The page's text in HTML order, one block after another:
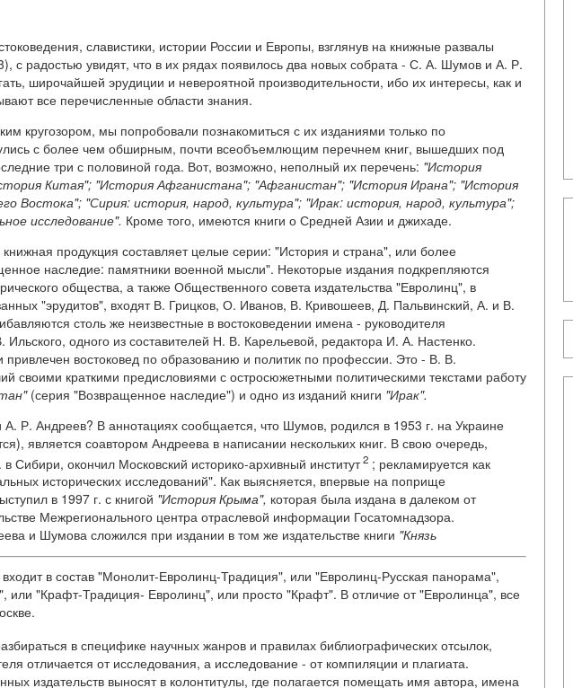
славистики, истории России и Европы, взглянув на книжные развалы
с радостью увидят, что в их рядах появилось два новых собрата - С. А. Шумов и А. Р.
широчайшей эрудиции и невероятной производительности, ибо их интересы, как и
все перечисленные области знания.
кругозором, мы попробовали познакомиться с их изданиями только по
с более чем обширным, почти всеобъемлющим перечнем книг, вышедших под
три с половиной года. Вот, возможно, неполный их перечень: "История
Китая"; "История Афганистана"; "Афганистан"; "История Ирана"; "История
Востока"; "Сирия: история, народ, культура"; "Ирак: история, народ, культура";
исследование". Кроме того, имеются книги о Средней Азии и джихаде.
продукция составляет целые серии: "История и страна", или более
наследие: памятники военной мысли". Некоторые издания подкрепляются
общества, а также Общественного совета издательства "Евролинц", в
"эрудитов", входят В. Грицков, О. Иванов, В. Кривошеев, Д. Пальвинский, А. и В.
столь же неизвестные в востоковедении имена - руководителя
Ильского, одного из составителей Н. В. Карельевой, редактора И. А. Настенко.
привлечен востоковед по образованию и политик по профессии. Это - В. В.
своими краткими предисловиями с остросюжетными политическими текстами работу
(серия "Возвращенное наследие") и одно из изданий книги "Ирак".
Р. Андреев? В аннотациях сообщается, что Шумов, родился в 1953 г. на Украине
является соавтором Андреева в написании нескольких книг. В свою очередь,
Сибири, окончил Московский историко-архивный институт2 ; рекламируется как
исторических исследований". Как выясняется, впервые на поприще
в 1997 г. с книгой "История Крыма", которая была издана в далеком от
Межрегионального центра отраслевой информации Госатомнадзора.
и Шумова сложился при издании в том же издательстве книги "Князь
в состав "Монолит-Евролинц-Традиция", или "Евролинц-Русская панорама",
или "Крафт-Традиция- Евролинц", или просто "Крафт". В отличие от "Евролинца", все
в специфике научных жанров и правилах библиографических отсылок,
отличается от исследования, а исследование - от компиляции и плагиата.
издательств выносят в колонтитулы, где полагается помещать имя автора, имена